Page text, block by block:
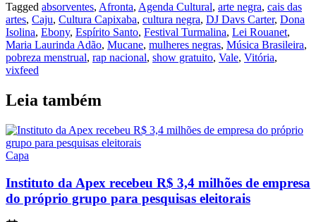
Tagged absorventes, Afronta, Agenda Cultural, arte negra, cais das
artes, Caju, Cultura Capixaba, cultura negra, DJ Davs Carter, Dona
Isolina, Ebony, Espírito Santo, Festival Turmalina, Lei Rouanet,
Maria Laurinda Adão, Mucane, mulheres negras, Música Brasileira,
pobreza menstrual, rap nacional, show gratuito, Vale, Vitória,
vixfeed
Leia também
Capa
Instituto da Apex recebeu R$ 3,4 milhões de empresa
do próprio grupo para pesquisas eleitorais